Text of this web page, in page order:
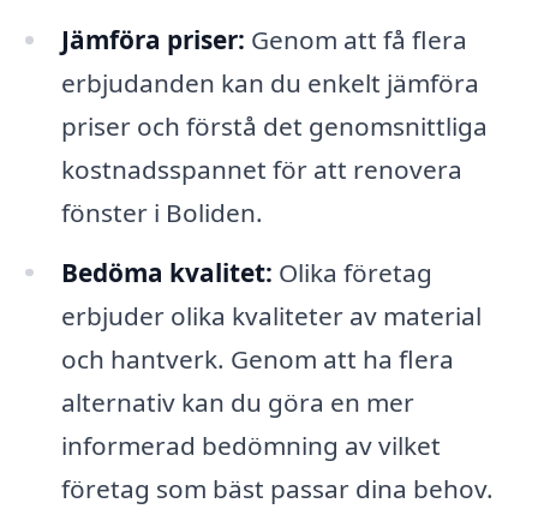
Jämföra priser: Genom att få flera
erbjudanden kan du enkelt jämföra
priser och förstå det genomsnittliga
kostnadsspannet för att renovera
fönster i Boliden.
Bedöma kvalitet: Olika företag
erbjuder olika kvaliteter av material
och hantverk. Genom att ha flera
alternativ kan du göra en mer
informerad bedömning av vilket
företag som bäst passar dina behov.